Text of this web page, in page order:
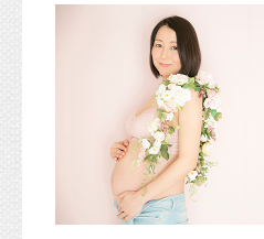
ウィキペディアより
https://ja.wikipedia.org/wiki/